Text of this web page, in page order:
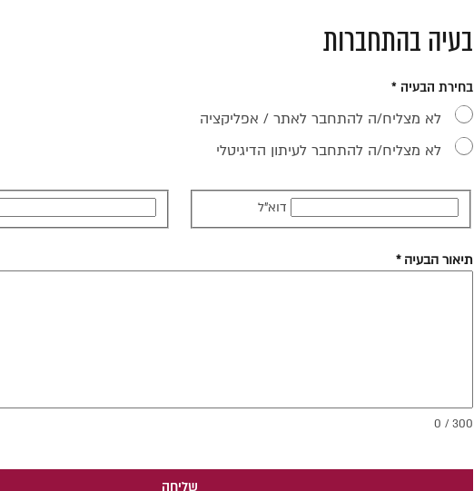
בעיה בהתחברות
בחירת הבעיה *
לא מצליח/ה להתחבר לאתר / אפליקציה
לא מצליח/ה להתחבר לעיתון הדיגיטלי
דוא"ל
תיאור הבעיה *
0 / 300
שליחה